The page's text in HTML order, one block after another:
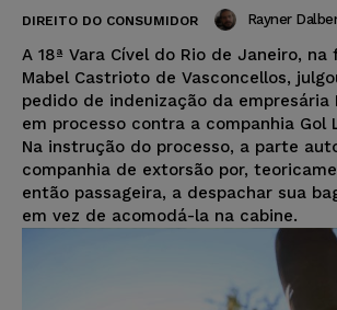
DIREITO DO CONSUMIDOR Rayner
A 18ª Vara Cível do Rio de Janeiro,
Mabel Castrioto de Vasconcellos,
pedido de indenização da empresária
em processo contra a companhia Gol
Na instrução do processo, a parte
companhia de extorsão por,
então passageira, a despachar sua
em vez de acomodá-la na cabine.